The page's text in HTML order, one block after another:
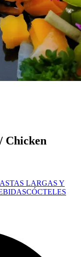
Chicken
LARGAS Y
CÓCTELES